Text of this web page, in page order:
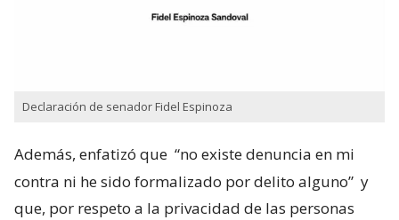
Declaración de senador Fidel Espinoza
Además, enfatizó que “no existe denuncia en mi
contra ni he sido formalizado por delito alguno” y
que, por respeto a la privacidad de las personas